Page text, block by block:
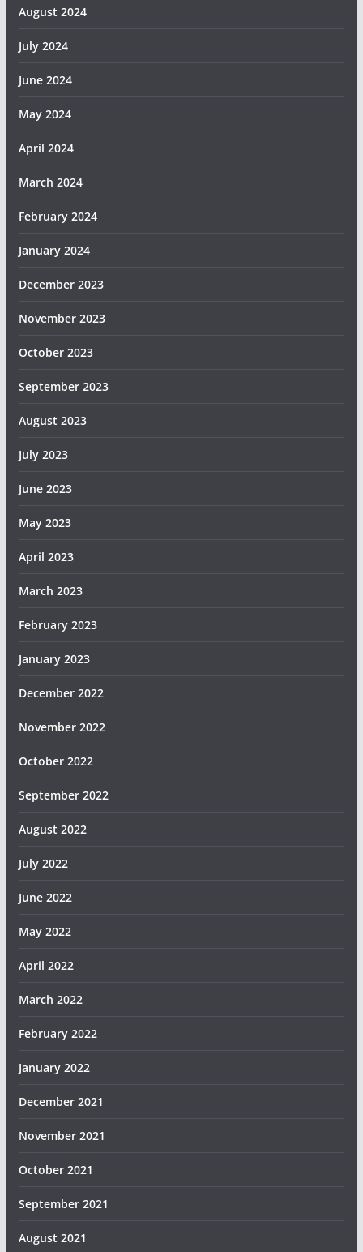
August 2024
July 2024
June 2024
May 2024
April 2024
March 2024
February 2024
January 2024
December 2023
November 2023
October 2023
September 2023
August 2023
July 2023
June 2023
May 2023
April 2023
March 2023
February 2023
January 2023
December 2022
November 2022
October 2022
September 2022
August 2022
July 2022
June 2022
May 2022
April 2022
March 2022
February 2022
January 2022
December 2021
November 2021
October 2021
September 2021
August 2021